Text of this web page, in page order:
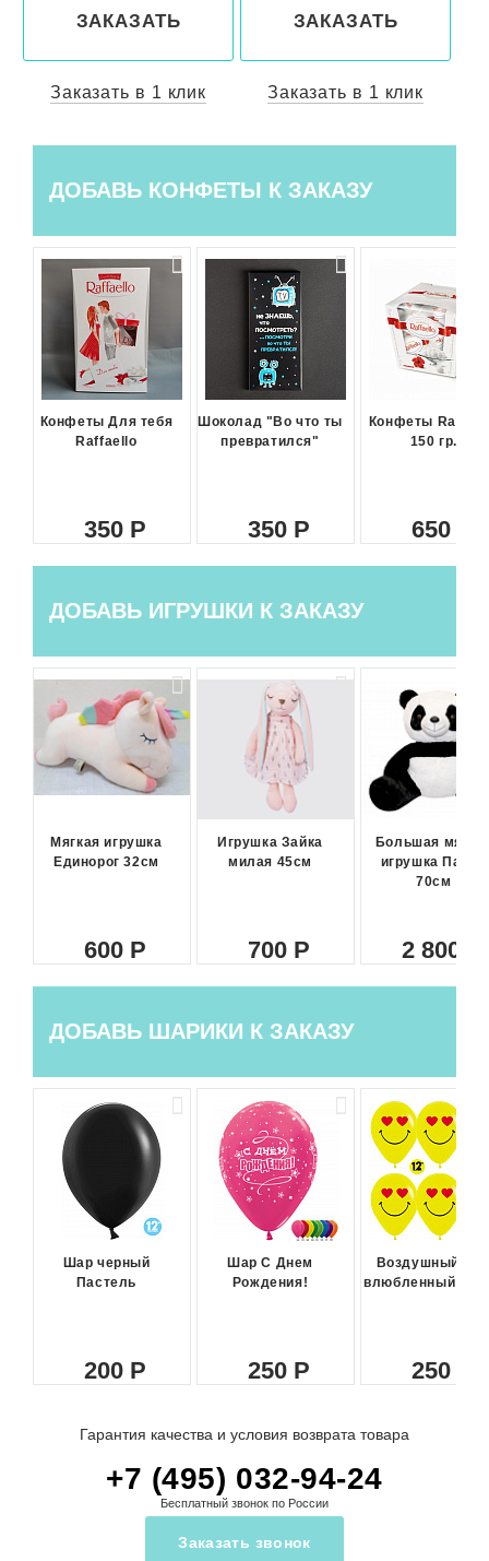
ЗАКАЗАТЬ
Заказать в 1 клик
ЗАКАЗАТЬ
Заказать в 1 клик
ДОБАВЬ КОНФЕТЫ К ЗАКАЗУ
Конфеты Для тебя
Raffaello
350
Шоколад "Во что ты
превратился"
350
Конфеты
150 гр.
650
ДОБАВЬ ИГРУШКИ К ЗАКАЗУ
Мягкая игрушка
Единорог 32см
600
Игрушка Зайка
милая 45см
700
Большая
игрушка Панда
70см
2 800
ДОБАВЬ ШАРИКИ К ЗАКАЗУ
Шар черный
Пастель
200
Шар С Днем
Рождения!
250
Воздушный
влюбленный
250
Гарантия качества и условия возврата товара
+7 (495) 032-94-24
Бесплатный звонок по России
Заказать звонок